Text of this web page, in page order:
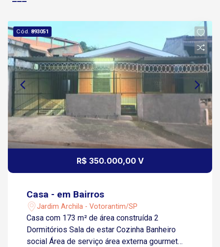
Cód. 893051
R$ 350.000,00 V
Casa - em Bairros
Jardim Archila - Votorantim/SP
Casa com 173 m² de área construída 2
Dormitórios Sala de estar Cozinha Banheiro
social Área de serviço área externa gourmet